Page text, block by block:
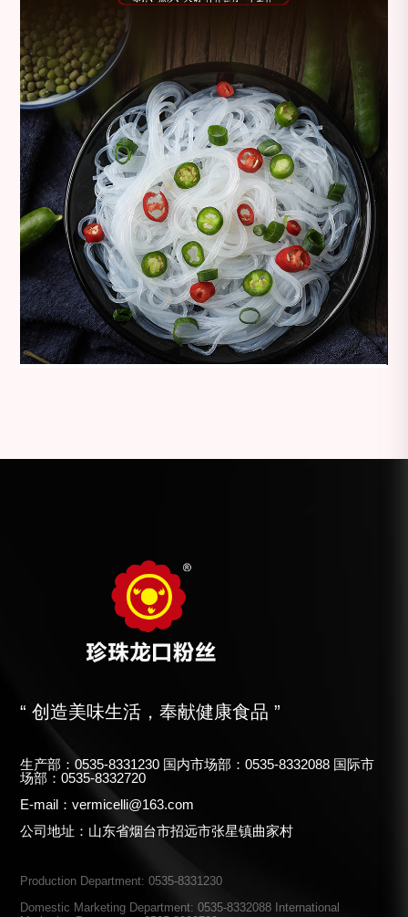
“ 创造美味生活，奉献健康食品 ”
生产部：0535-8331230 国内市场部：0535-8332088 国际市
场部：0535-8332720
E-mail：vermicelli@163.com
公司地址：山东省烟台市招远市张星镇曲家村
Production Department: 0535-8331230
Domestic Marketing Department: 0535-8332088 International